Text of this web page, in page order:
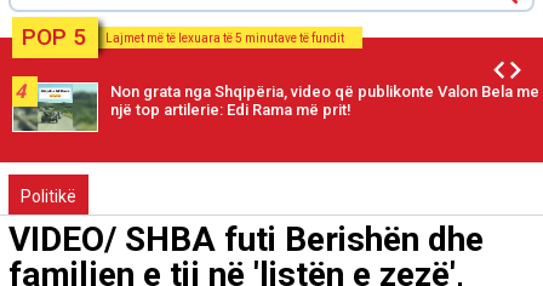
POP 5 Lajmet më të lexuara të 5 minutave të fundit
4
Non grata nga Shqipëria, video që publikonte Valon Bela me
një top artilerie: Edi Rama më prit!
Politikë
VIDEO/ SHBA futi Berishën dhe
familjen e tij në 'listën e zezë',